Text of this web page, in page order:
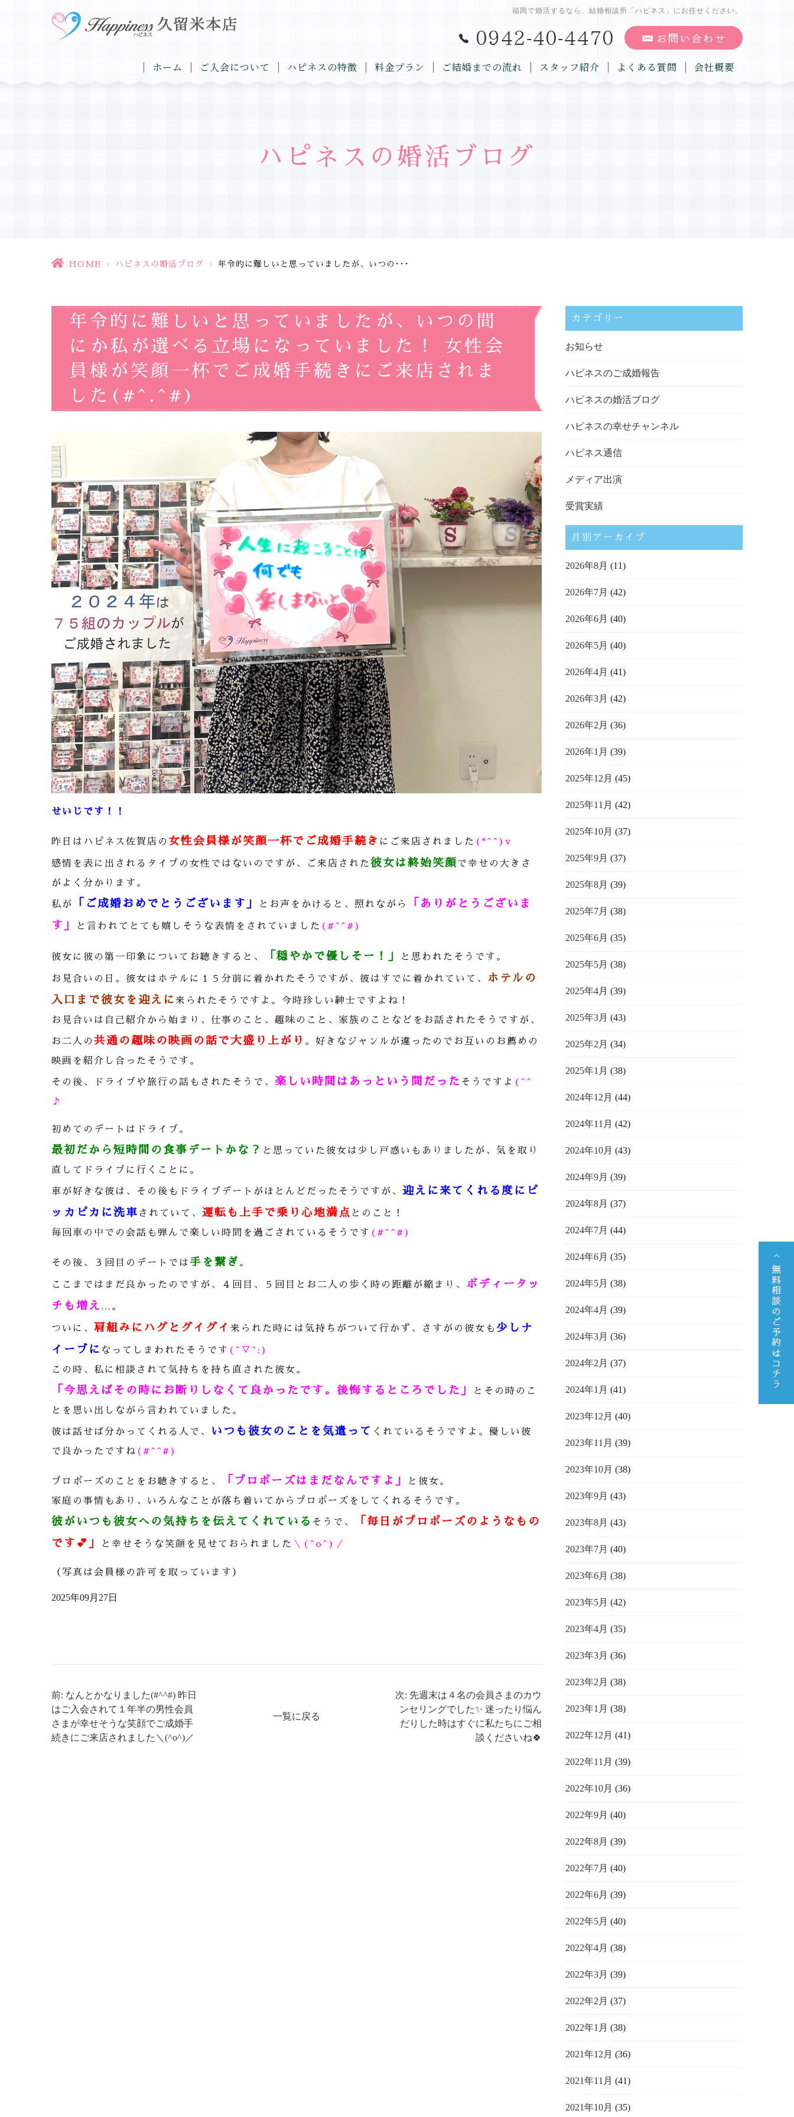
福岡で婚活するなら、結婚相談所「ハピネス」にお任せください。
ホーム ご入会について ハピネスの特徴 料金プラン ご結婚までの流れ スタッフ紹介 よくある質問 会社概要
ハピネスの婚活ブログ
HOME > ハピネスの婚活ブログ > 年令的に難しいと思っていましたが、いつの･･･
年令的に難しいと思っていましたが、いつの間
にか私が選べる立場になっていました！ 女性会
員様が笑顔一杯でご成婚手続きにご来店されま
した(#^.^#)
せいじです！！
昨日はハピネス佐賀店の 女性会員様が笑顔一杯でご成婚手続き にご来店されました (*^^)v
感情を表に出されるタイプの女性ではないのですが、ご来店された彼女は終始笑顔で幸せの大きさ
がよく分かります。
私が 「ご成婚おめでとうございます」 とお声をかけると、照れながら
「ありがとうございま
す」
と言われてとても嬉しそうな表情をされていました (#^^#)
彼女に彼の第一印象についてお聴きすると、 「穏やかで優しそー！」 と思われたそうです。
お見合いの日。彼女はホテルに１５分前に着かれたそうですが、彼はすでに着かれていて、
ホテルの
入口まで彼女を迎えに来られたそうですよ。今時珍しい紳士ですよね！
お見合いは自己紹介から始まり、仕事のこと、趣味のこと、家族のことなどをお話されたそうですが、
お二人の 共通の趣味の映画の話で大盛り上がり 。好きなジャンルが違ったのでお互いのお薦めの
映画を紹介し合ったそうです。
その後、ドライブや旅行の話もされたそうで、 楽しい時間はあっという間だった そうですよ (^^
♪
初めてのデートはドライブ。
最初だから短時間の食事デートかな？ と思っていた彼女は少し戸惑いもありましたが、気を取り
直してドライブに行くことに。
車が好きな彼は、その後もドライブデートがほとんどだったそうですが、 迎えに来てくれる度にピ
ッカピカに洗車 されていて、 運転も上手で乗り心地満点 とのこと！
毎回車の中での会話も弾んで楽しい時間を過ごされているそうです (#^^#)
その後、３回目のデートでは手を繋ぎ 。
ここまではまだ良かったのですが、４回目、５回目とお二人の歩く時の距離が縮まり、
ボディータッ
チも増え …。
ついに、 肩組みにハグとグイグイ 来られた時には気持ちがついて行かず、さすがの彼女も 少しナ
イーブに なってしまわれたそうです (^▽^;)
この時、私に相談されて気持ちを持ち直された彼女。
「今思えばその時にお断りしなくて良かったです。後悔するところでした」 とその時のこ
とを思い出しながら言われていました。
彼は話せば分かってくれる人で、 いつも彼女のことを気遣って くれているそうですよ。優しい彼
で良かったですね (#^^#)
プロポーズのことをお聴きすると、 「プロポーズはまだなんですよ」 と彼女。
家庭の事情もあり、いろんなことが落ち着いてからプロポーズをしてくれるそうです。
彼がいつも彼女への気持ちを伝えてくれている そうで、
「毎日がプロポーズのようなもの
です💕」
と幸せそうな笑顔を見せておられました ＼(^o^)／
（写真は会員様の許可を取っています）
2025年09月27日
前: なんとかなりました(#^^#) 昨日
はご入会されて１年半の男性会員
さまが幸せそうな笑顔でご成婚手
続きにご来店されました＼(^o^)／
一覧に戻る
次: 先週末は４名の会員さまのカウ
ンセリングでした✨ 迷ったり悩ん
だりした時はすぐに私たちにご相
談くださいね🍀
カテゴリー
お知らせ
ハピネスのご成婚報告
ハピネスの婚活ブログ
ハピネスの幸せチャンネル
ハピネス通信
メディア出演
受賞実績
月別アーカイブ
2026年8月 (11)
2026年7月 (42)
2026年6月 (40)
2026年5月 (40)
2026年4月 (41)
2026年3月 (42)
2026年2月 (36)
2026年1月 (39)
2025年12月 (45)
2025年11月 (42)
2025年10月 (37)
2025年9月 (37)
2025年8月 (39)
2025年7月 (38)
2025年6月 (35)
2025年5月 (38)
2025年4月 (39)
2025年3月 (43)
2025年2月 (34)
2025年1月 (38)
2024年12月 (44)
2024年11月 (42)
2024年10月 (43)
2024年9月 (39)
2024年8月 (37)
2024年7月 (44)
2024年6月 (35)
2024年5月 (38)
2024年4月 (39)
2024年3月 (36)
2024年2月 (37)
2024年1月 (41)
2023年12月 (40)
2023年11月 (39)
2023年10月 (38)
2023年9月 (43)
2023年8月 (43)
2023年7月 (40)
2023年6月 (38)
2023年5月 (42)
2023年4月 (35)
2023年3月 (36)
2023年2月 (38)
2023年1月 (38)
2022年12月 (41)
2022年11月 (39)
2022年10月 (36)
2022年9月 (40)
2022年8月 (39)
2022年7月 (40)
2022年6月 (39)
2022年5月 (40)
2022年4月 (38)
2022年3月 (39)
2022年2月 (37)
2022年1月 (38)
2021年12月 (36)
2021年11月 (41)
2021年10月 (35)